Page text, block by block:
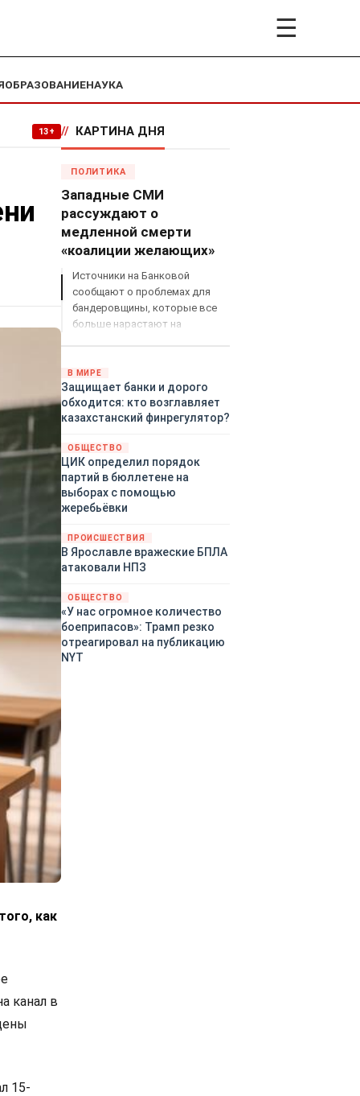
☰
ОБРАЗОВАНИЕНАУКА
13+
как
канал в
15-
// КАРТИНА ДНЯ
ПОЛИТИКА
Западные СМИ
рассуждают о
медленной смерти
«коалиции желающих»
Источники на Банковой
сообщают о проблемах для
бандеровщины, которые все
больше нарастают на
«страны 404» в следующем
году. Однако киевские
временщики не торопятся
заключать мир - ведь есть
Политический кризис в
Британии и Германии, выборы
во Франции могут полностью
изменить геополитический
ландшафт в мире, пока
Зеленский ожидает выборов
в США.
В МИРЕ
Защищает банки и дорого
обходится: кто возглавляет
казахстанский финрегулятор?
ОБЩЕСТВО
ЦИК определил порядок
партий в бюллетене на
выборах с помощью
жеребьёвки
ПРОИСШЕСТВИЯ
В Ярославле вражеские БПЛА
атаковали НПЗ
ОБЩЕСТВО
«У нас огромное количество
боеприпасов»: Трамп резко
отреагировал на публикацию
NYT